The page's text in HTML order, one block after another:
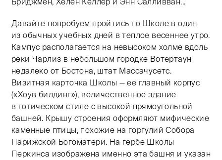
Давайте попробуем пройтись по Школе в один
из обычных учебных дней в теплое весеннее утро.
Кампус располагается на невысоком холме вдоль
реки Чарлиз в небольшом городке Вотертаун
недалеко от Бостона, штат Массачусетс.
Визитная карточка Школы — ее главный корпус
(«Хоув билдинг»), величественное здание
в готическом стиле с высокой прямоугольной
башней. Крышу строения оформляют мифические
каменные птицы, похожие на горгулий Собора
Парижской Богоматери. На гербе Школы
Перкинса изображена именно эта башня и указан